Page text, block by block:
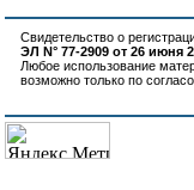
Свидетельство о
ЭЛ N° 77-2909 от 26 июня
Любое использование
возможно только по